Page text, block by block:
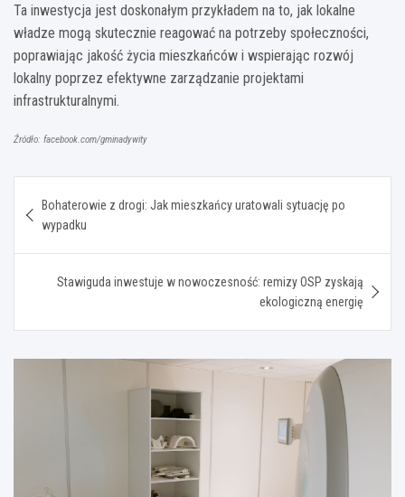
Ta inwestycja jest doskonałym przykładem na to, jak lokalne
władze mogą skutecznie reagować na potrzeby społeczności,
poprawiając jakość życia mieszkańców i wspierając rozwój
lokalny poprzez efektywne zarządzanie projektami
infrastrukturalnymi.
Źródło: facebook.com/gminadywity
wpisu
Bohaterowie z drogi: Jak mieszkańcy uratowali sytuację po
wypadku
Stawiguda inwestuje w nowoczesność: remizy OSP zyskają
ekologiczną energię